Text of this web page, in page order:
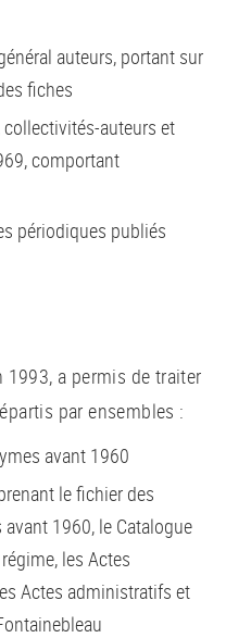
auteurs, portant sur
fiches
collectivités-auteurs et
comportant
périodiques publiés
1993, a permis de traiter
par ensembles :
avant 1960
le fichier des
1960, le Catalogue
les Actes
Actes administratifs et